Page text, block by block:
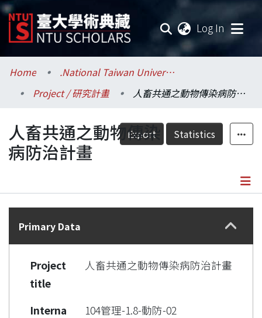
Log In
Communities & Collections
Research Outputs
Fundings & Projects
Researchers
Statistics
Home
.National Taiwan University / 國立臺灣大學
Project / 研究計畫
人畜共通之動物傳染病防治計畫
Export Statistics
人畜共通之動物傳染
病防治計畫
Details
Primary Data
Project
title
人畜共通之動物傳染病防治計畫
Interna
104管理-1.8-動防-02